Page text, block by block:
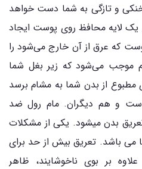
و تازگی به شما دست خواهد
یک لایه محافظ روی پوست ایجاد
که عرق از آن خارج می‌شود را
موجب می‌شود که زیر بغل شما
از بدن شما به مشام برسد
و هم دیگران. مام رول ضد
بدن میشود. یکی از مشکلات
باشد. تعریق بیش از حد برای
بر بوی ناخوشایند، ظاهر